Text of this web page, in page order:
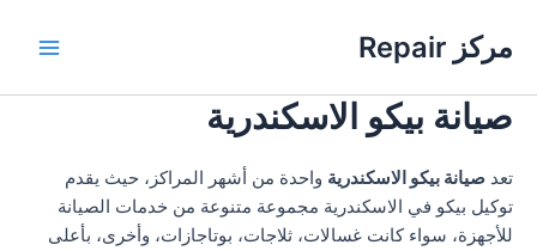
المحتوى
مركز Repair
صيانة بيكو الاسكندرية
تعد صيانة بيكو الاسكندرية واحدة من أشهر المراكز، حيث يقدم
توكيل بيكو في الاسكندرية مجموعة متنوعة من خدمات الصيانة
للأجهزة، سواء كانت غسالات، ثلاجات، بوتاجازات، وأخرى، بأعلى